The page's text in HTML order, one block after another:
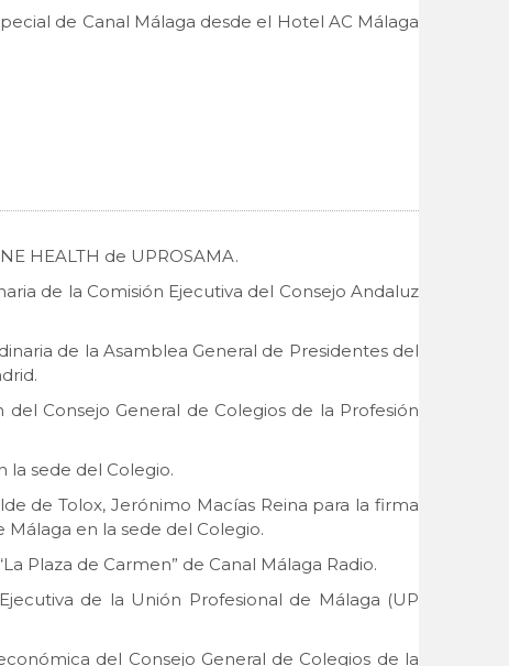
de Canal Málaga desde el Hotel AC Málaga
HEALTH de UPROSAMA.
de la Comisión Ejecutiva del Consejo Andaluz
de la Asamblea General de Presidentes del
Consejo General de Colegios de la Profesión
la sede del Colegio.
de Tolox, Jerónimo Macías Reina para la firma
en la sede del Colegio.
Plaza de Carmen” de Canal Málaga Radio.
de la Unión Profesional de Málaga (UP
del Consejo General de Colegios de la